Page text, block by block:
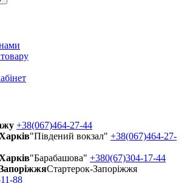
+38(067)464-27-44
"Південий вокзал" +38(067)464-27-
"Барабашова" +380(67)304-17-44
Стартерок-Запоріжжя
88